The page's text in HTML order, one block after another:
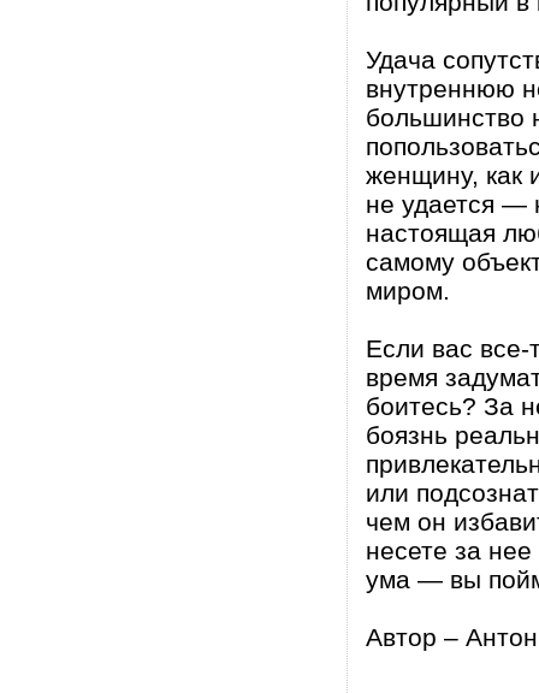
Удача
внутреннюю
большинство
женщину, как
не удается —
настоящая
самому
миром.
Если вас
время
боитесь? За
боязнь
или
чем он
несете за
ума — вы
Автор –